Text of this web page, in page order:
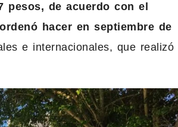
pesos, de acuerdo con el
hacer en septiembre de
e internacionales, que realizó